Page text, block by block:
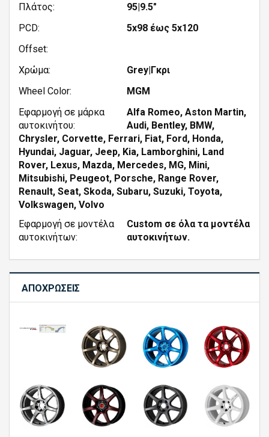
Πλάτος:
95|9.5"
PCD:
5x98 έως 5x120
Offset:
Χρώμα:
Grey|Γκρι
Wheel Color:
MGM
Εφαρμογή σε μάρκα
αυτοκινήτου:
Alfa Romeo, Aston Martin,
Audi, Bentley, BMW,
Chrysler, Corvette, Ferrari, Fiat, Ford, Honda,
Hyundai, Jaguar, Jeep, Kia, Lamborghini, Land
Rover, Lexus, Mazda, Mercedes, MG, Mini,
Mitsubishi, Peugeot, Porsche, Range Rover,
Renault, Seat, Skoda, Subaru, Suzuki, Toyota,
Volkswagen, Volvo
Εφαρμογή σε μοντέλα
αυτοκινήτων:
Custom σε όλα τα μοντέλα
αυτοκινήτων.
ΑΠΟΧΡΏΣΕΙΣ